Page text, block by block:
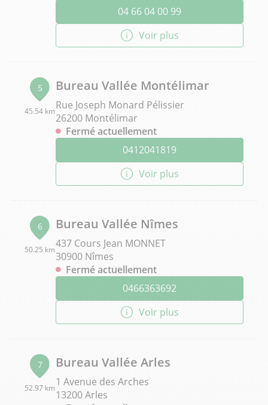
04 66 04 00 99
Voir plus
5
45.54 km
Bureau Vallée Montélimar
Rue Joseph Monard Pélissier
26200 Montélimar
Fermé actuellement
0412041819
Voir plus
6
50.25 km
Bureau Vallée Nîmes
437 Cours Jean MONNET
30900 Nîmes
Fermé actuellement
0466363692
Voir plus
7
52.97 km
Bureau Vallée Arles
1 Avenue des Arches
13200 Arles